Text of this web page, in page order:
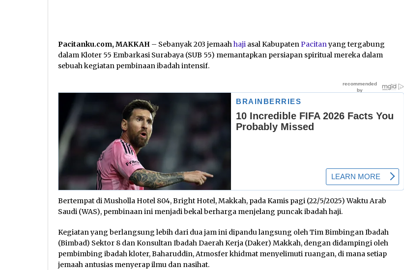
Pacitanku.com, MAKKAH – Sebanyak 203 jemaahhaji asal KabupatenPacitanyang tergabung
dalam Kloter 55 Embarkasi Surabaya (SUB 55) memantapkan persiapan spiritual mereka dalam
sebuah kegiatan pembinaan ibadah intensif.
Bertempat di Musholla Hotel 804, Bright Hotel, Makkah, pada Kamis pagi (22/5/2025) Waktu Arab
Saudi (WAS), pembinaan ini menjadi bekal berharga menjelang puncak ibadah haji.
Kegiatan yang berlangsung lebih dari dua jam ini dipandu langsung oleh Tim Bimbingan Ibadah
(Bimbad) Sektor 8 dan Konsultan Ibadah Daerah Kerja (Daker) Makkah, dengan didampingi oleh
pembimbing ibadah kloter, Baharuddin, Atmosfer khidmat menyelimuti ruangan, di mana setiap
jemaah antusias menyerap ilmu dan nasihat.